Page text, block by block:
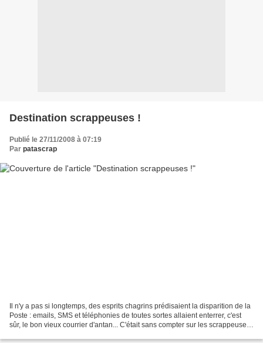
Destination scrappeuses !
Publié le 27/11/2008 à 07:19
Par patascrap
Il n'y a pas si longtemps, des esprits chagrins prédisaient la disparition de la
Poste : emails, SMS et téléphonies de toutes sortes allaient enterrer, c'est
sûr, le bon vieux courrier d'antan... C'était sans compter sur les scrappeuses !